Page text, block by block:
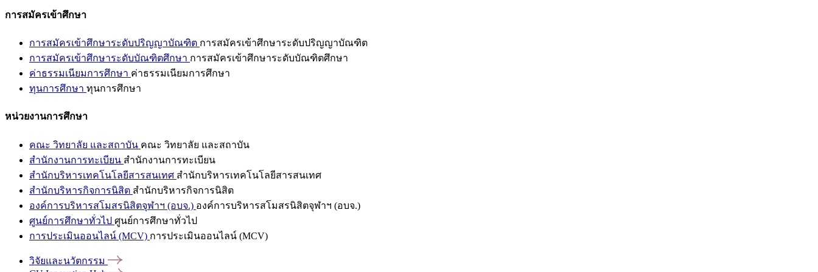
การสมัครเข้าศึกษา
การสมัครเข้าศึกษาระดับปริญญาบัณฑิต การสมัครเข้าศึกษาระดับปริญญาบัณฑิต
การสมัครเข้าศึกษาระดับบัณฑิตศึกษา การสมัครเข้าศึกษาระดับบัณฑิตศึกษา
ค่าธรรมเนียมการศึกษา ค่าธรรมเนียมการศึกษา
ทุนการศึกษา ทุนการศึกษา
หน่วยงานการศึกษา
คณะ วิทยาลัย และสถาบัน คณะ วิทยาลัย และสถาบัน
สำนักงานการทะเบียน สำนักงานการทะเบียน
สำนักบริหารเทคโนโลยีสารสนเทศ สำนักบริหารเทคโนโลยีสารสนเทศ
สำนักบริหารกิจการนิสิต สำนักบริหารกิจการนิสิต
องค์การบริหารสโมสรนิสิตจุฬาฯ (อบจ.) องค์การบริหารสโมสรนิสิตจุฬาฯ (อบจ.)
ศูนย์การศึกษาทั่วไป ศูนย์การศึกษาทั่วไป
การประเมินออนไลน์ (MCV) การประเมินออนไลน์ (MCV)
วิจัยและนวัตกรรม